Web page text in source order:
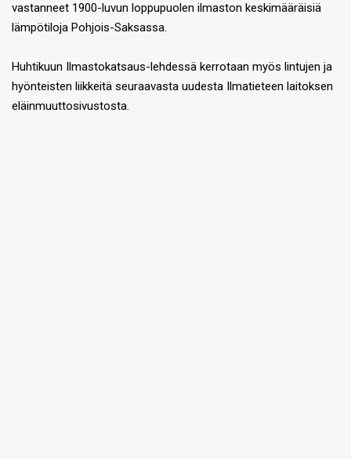
vastanneet 1900-luvun loppupuolen ilmaston keskimääräisiä
lämpötiloja Pohjois-Saksassa.
Huhtikuun Ilmastokatsaus-lehdessä kerrotaan myös lintujen ja
hyönteisten liikkeitä seuraavasta uudesta Ilmatieteen laitoksen
eläinmuuttosivustosta.